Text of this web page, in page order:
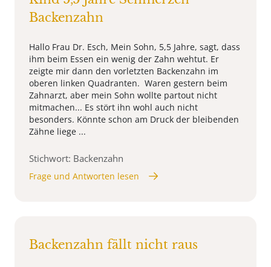
Backenzahn
Hallo Frau Dr. Esch, Mein Sohn, 5,5 Jahre, sagt, dass
ihm beim Essen ein wenig der Zahn wehtut. Er
zeigte mir dann den vorletzten Backenzahn im
oberen linken Quadranten. Waren gestern beim
Zahnarzt, aber mein Sohn wollte partout nicht
mitmachen... Es stört ihn wohl auch nicht
besonders. Könnte schon am Druck der bleibenden
Zähne liege ...
Stichwort: Backenzahn
Frage und Antworten lesen
Backenzahn fällt nicht raus